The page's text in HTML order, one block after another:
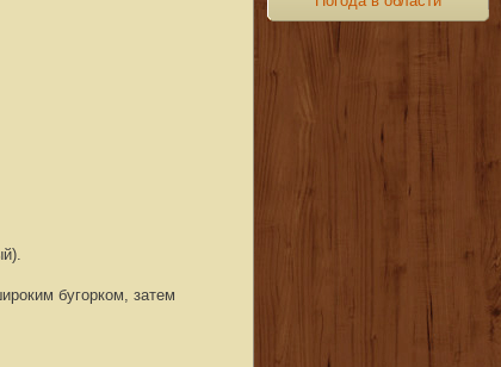
).
бугорком, затем